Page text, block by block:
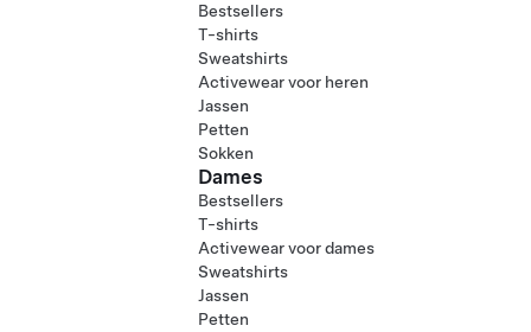
Bestsellers
T-shirts
Sweatshirts
Activewear voor heren
Jassen
Petten
Sokken
Dames
Bestsellers
T-shirts
Activewear voor dames
Sweatshirts
Jassen
Petten